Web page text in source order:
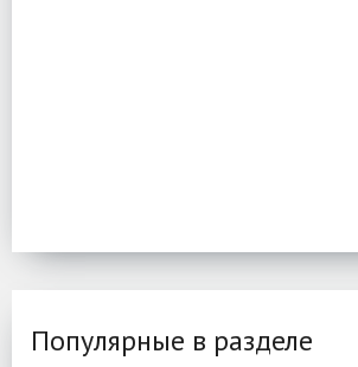
Популярные в разделе